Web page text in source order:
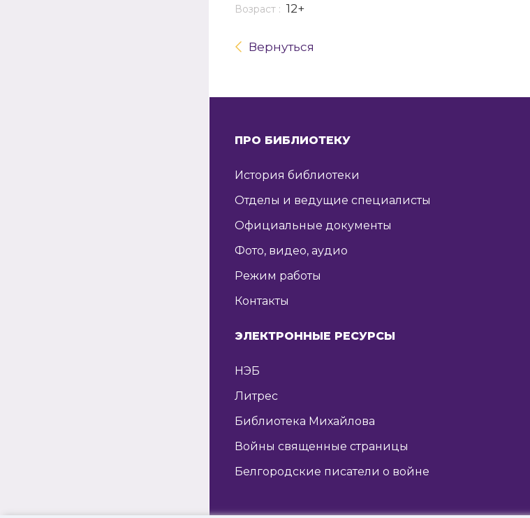
Возраст : 12+
Вернуться
ПРО БИБЛИОТЕКУ
История библиотеки
Отделы и ведущие специалисты
Официальные документы
Фото, видео, аудио
Режим работы
Контакты
ЭЛЕКТРОННЫЕ РЕСУРСЫ
НЭБ
Литрес
Библиотека Михайлова
Войны священные страницы
Белгородские писатели о войне